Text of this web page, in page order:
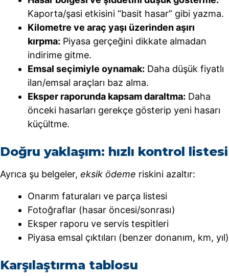
Kaporta/şasi etkisini “basit hasar” gibi yazma.
Kilometre ve araç yaşı üzerinden aşırı
kırpma: Piyasa gerçeğini dikkate almadan
indirime gitme.
Emsal seçimiyle oynamak: Daha düşük fiyatlı
ilan/emsal araçları baz alma.
Eksper raporunda kapsam daraltma: Daha
önceki hasarları gerekçe gösterip yeni hasarı
küçültme.
Doğru yaklaşım: hızlı kontrol listesi
Ayrıca şu belgeler, eksik ödeme riskini azaltır:
Onarım faturaları ve parça listesi
Fotoğraflar (hasar öncesi/sonrası)
Eksper raporu ve servis tespitleri
Piyasa emsal çıktıları (benzer donanım, km, yıl)
Karşılaştırma tablosu